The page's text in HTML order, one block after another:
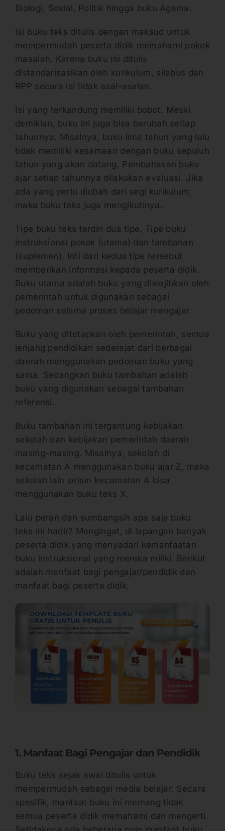
Biologi, Sosial, Politik hingga buku Agama.
Isi buku teks ditulis dengan maksud untuk
mempermudah peserta didik memahami pokok
masalah. Karena buku ini ditulis
distandarisasikan oleh kurikulum, silabus dan
RPP secara isi tidak asal-asalan.
Isi yang terkandung memiliki bobot. Meski
demikian, buku ini juga bisa berubah setiap
tahunnya. Misalnya, buku lima tahun yang lalu
tidak memiliki kesamaan dengan buku sepuluh
tahun yang akan datang. Pembahasan buku
ajar setiap tahunnya dilakukan evaluasi. Jika
ada yang perlu diubah dari segi kurikulum,
maka buku teks juga mengikutinya.
Tipe buku teks terdiri dua tipe. Tipe buku
instruksional pokok (utama) dan tambahan
(suplemen). Inti dari kedua tipe tersebut
memberikan informasi kepada peserta didik.
Buku utama adalah buku yang diwajibkan oleh
pemerintah untuk digunakan sebagai
pedoman selama proses belajar mengajar.
Buku yang ditetapkan oleh pemerintah, semua
jenjang pendidikan sederajat dari berbagai
daerah menggunakan pedoman buku yang
sama. Sedangkan buku tambahan adalah
buku yang digunakan sebagai tambahan
referensi.
Buku tambahan ini tergantung kebijakan
sekolah dan kebijakan pemerintah daerah
masing-masing. Misalnya, sekolah di
kecamatan A menggunakan buku ajar Z, maka
sekolah lain selain kecamatan A bisa
menggunakan buku teks X.
Lalu peran dan sumbangsih apa saja buku
teks ini hadir? Mengingat, di lapangan banyak
peserta didik yang menyadari kemanfaatan
buku instruksional yang mereka miliki. Berikut
adalah manfaat bagi pengajar/pendidik dan
manfaat bagi peserta didik.
1. Manfaat Bagi Pengajar dan Pendidik
Buku teks sejak awal ditulis untuk
mempermudah sebagai media belajar. Secara
spesifik, manfaat buku ini memang tidak
semua peserta didik memahami dan mengerti.